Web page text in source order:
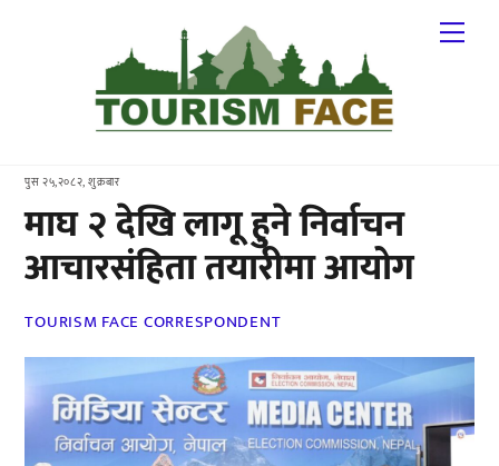
पुस २५,२०८२, शुक्रबार
माघ २ देखि लागू हुने निर्वाचन
आचारसंहिता तयारीमा आयोग
TOURISM FACE CORRESPONDENT